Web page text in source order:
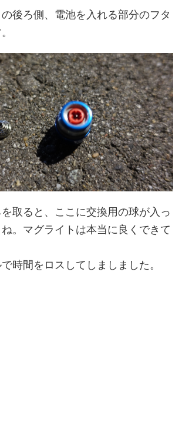
後ろ側、電池を入れる部分のフタ
取ると、ここに交換用の球が入っ
。マグライトは本当に良くできて
時間をロスしてしましました。